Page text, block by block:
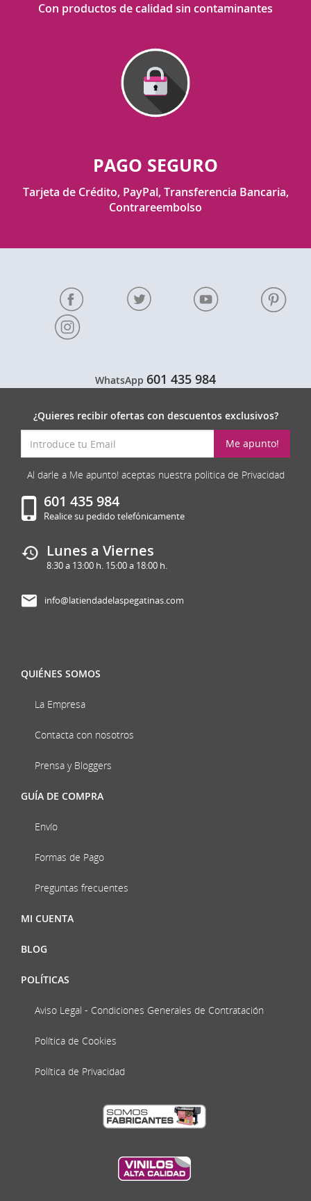
Con productos de calidad sin contaminantes
PAGO SEGURO
Tarjeta de Crédito, PayPal, Transferencia Bancaria,
Contrareembolso
WhatsApp 601 435 984
¿Quieres recibir ofertas con descuentos exclusivos?
Me apunto!
Al darle a Me apunto! aceptas nuestra politica de Privacidad
601 435 984
Realice su pedido telefónicamente
Lunes a Viernes
8:30 a 13:00 h. 15:00 a 18:00 h.
info@latiendadelaspegatinas.com
QUIÉNES SOMOS
La Empresa
Contacta con nosotros
Prensa y Bloggers
GUÍA DE COMPRA
Envío
Formas de Pago
Preguntas frecuentes
MI CUENTA
BLOG
POLÍTICAS
Aviso Legal - Condiciones Generales de Contratación
Política de Cookies
Política de Privacidad